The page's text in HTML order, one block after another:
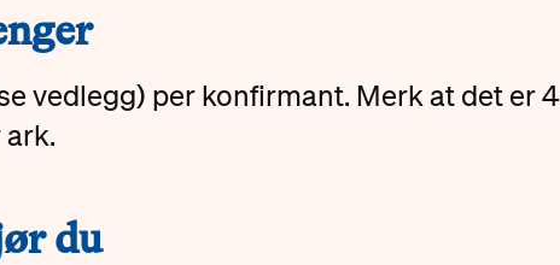
vedlegg) per konfirmant. Merk at det er 4
du